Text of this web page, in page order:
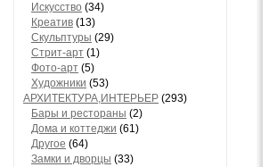
Искусство (34)
Креатив (13)
Скульптуры (29)
Стрит-арт (1)
Фото-арт (5)
Художники (53)
АРХИТЕКТУРА,ИНТЕРЬЕР (293)
Бары и рестораны (2)
Дома и коттеджи (61)
Другое (64)
Замки и дворцы (33)